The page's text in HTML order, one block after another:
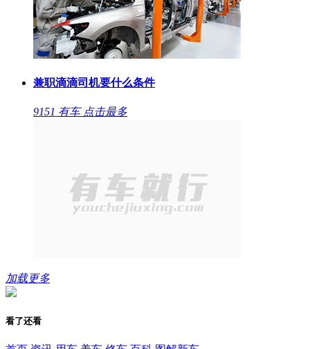
兼职滴滴司机要什么条件
9151 有车 点击最多
加载更多
看了还看